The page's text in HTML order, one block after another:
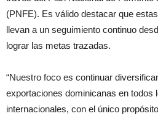
(PNFE). Es válido destacar que
llevan a un seguimiento continuo
lograr las metas trazadas.
“Nuestro foco es continuar
exportaciones dominicanas en todos
internacionales, con el único